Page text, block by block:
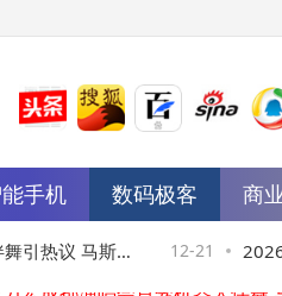
手机 数码极客 商
热议 马斯克 12-21 2026